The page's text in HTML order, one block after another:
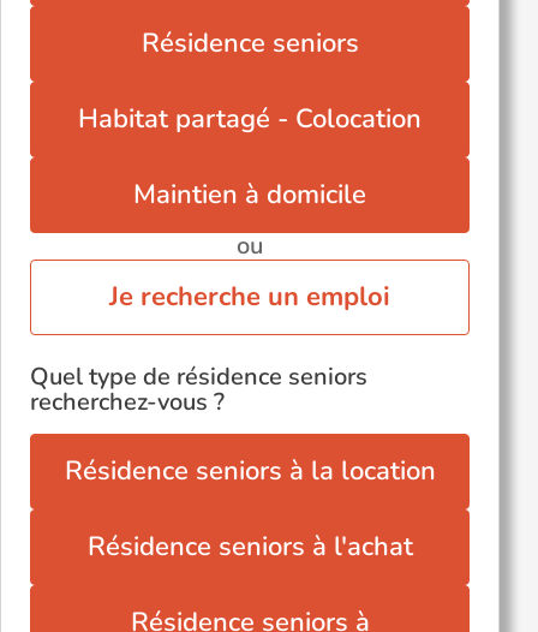
Uzel (22460)Résidence seniors
Habitat partagé - Colocation
Maintien à domicile
ou
Je recherche un emploi
Quel type de résidence seniors
recherchez-vous ?
Résidence seniors à la location
Résidence seniors à l'achat
Résidence seniors à